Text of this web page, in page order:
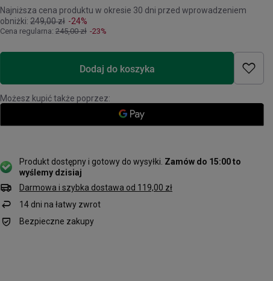
Najniższa cena produktu w okresie 30 dni przed wprowadzeniem
obniżki:249,00 zł -24%
Cena regularna:245,00 zł -23%
Dodaj do koszyka
Możesz kupić także poprzez:
Produkt dostępny i gotowy do wysyłki Zamów do 15:00 to
wyślemy dzisiaj
Darmowa i szybka dostawa od 119,00 zł
14 dni na łatwy zwrot
Bezpieczne zakupy